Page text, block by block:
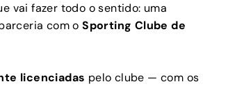
vai fazer todo o sentido: uma
com oSporting Clube de
licenciadas pelo clube — com os